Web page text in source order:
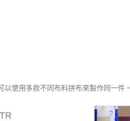
使用多款不同布料拼布來製作同一件。
TR